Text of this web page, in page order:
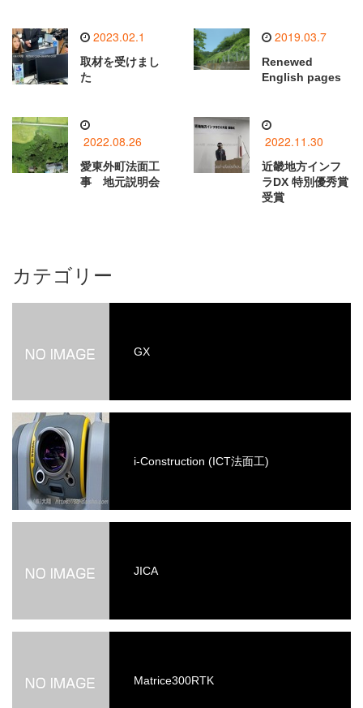
2023.02.1
取材を受けまし
た
2019.03.7
Renewed
English pages
2022.08.26
愛東外町法面工
事 地元説明会
2022.11.30
近畿地方インフ
ラDX 特別優秀賞
受賞
カテゴリー
GX
i-Construction (ICT法面工)
JICA
Matrice300RTK